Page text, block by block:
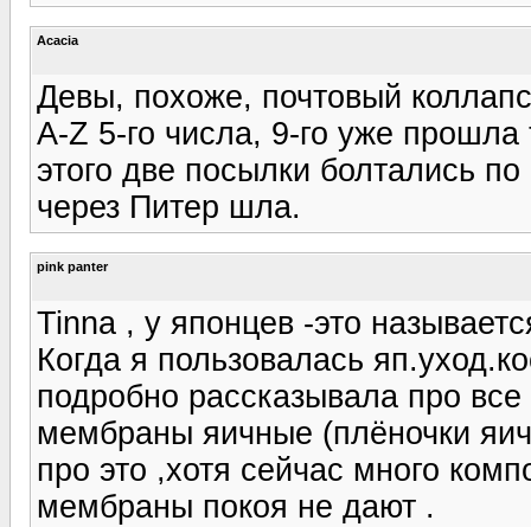
Acacia
Девы, похоже, почтовый
A-Z 5-го числа, 9-го уже
этого две посылки болтались
через Питер шла.
pink panter
Tinna , у японцев -это
Когда я пользовалась
подробно рассказывала про
мембраны яичные (плёночки
про это ,хотя сейчас много
мембраны покоя не дают .